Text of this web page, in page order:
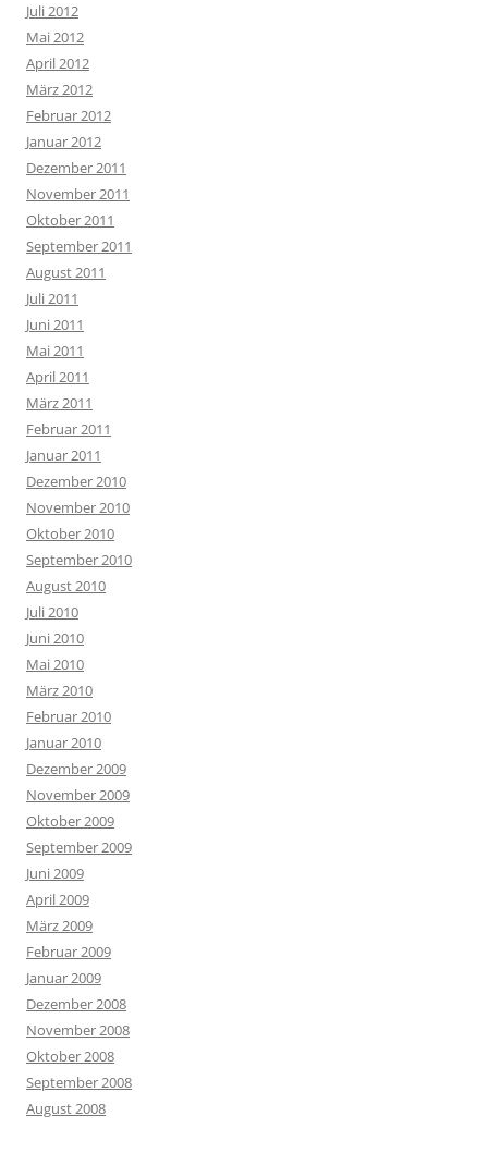
Juli 2012
Mai 2012
April 2012
März 2012
Februar 2012
Januar 2012
Dezember 2011
November 2011
Oktober 2011
September 2011
August 2011
Juli 2011
Juni 2011
Mai 2011
April 2011
März 2011
Februar 2011
Januar 2011
Dezember 2010
November 2010
Oktober 2010
September 2010
August 2010
Juli 2010
Juni 2010
Mai 2010
März 2010
Februar 2010
Januar 2010
Dezember 2009
November 2009
Oktober 2009
September 2009
Juni 2009
April 2009
März 2009
Februar 2009
Januar 2009
Dezember 2008
November 2008
Oktober 2008
September 2008
August 2008